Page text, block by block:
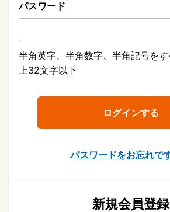
パスワード
半角英字、半角数字、半角記号を
上32文字以下
パスワードをお忘れで
新規会員登録